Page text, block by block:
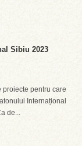
Sibiu 2023
proiecte pentru care
Internațional
de...